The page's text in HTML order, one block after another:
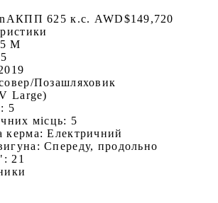
АКПП 625 к.с. AWD$149,720
M
Позашляховик
Large)
5
місць: 5
керма:Електричний
Спереду, продольно
21